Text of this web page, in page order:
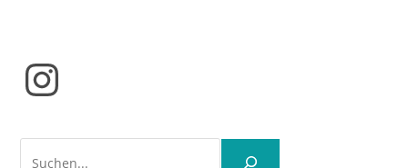
Instagram